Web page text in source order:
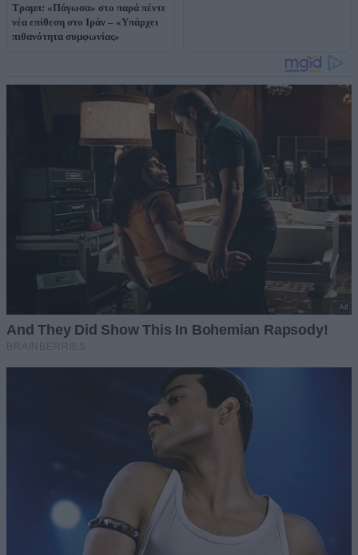
Τραμπ: «Πάγωσα» στο παρά πέντε
νέα επίθεση στο Ιράν – «Υπάρχει
πιθανότητα συμφωνίας»